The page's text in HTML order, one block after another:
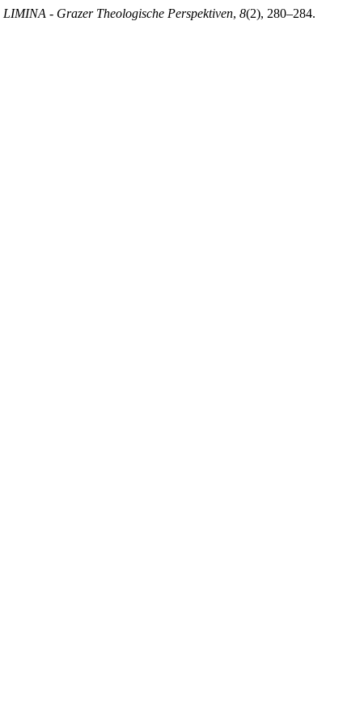
LIMINA - Grazer Theologische Perspektiven, 8(2), 280–284.